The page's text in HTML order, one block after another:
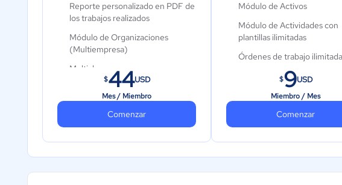
Reporte personalizado en PDF de
los trabajos realizados
Módulo de Organizaciones
(Multiempresa)
Multialmacenes
Integraciones
Programación de mantenimientos
por Lecturas
$44USD
Mes / Miembro
Comenzar
Módulo de Activos
Módulo de Actividades con
plantillas ilimitadas
Órdenes de trabajo
Aplicación móvil
Centro de aprendizaje con
10 GB de archivos (fotos,
Soporte prioritario por
$9USD
Miembro / Mes
Comenzar